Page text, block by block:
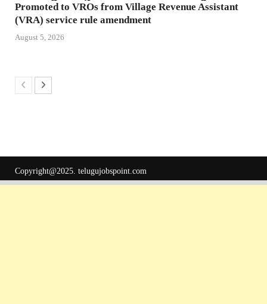
Promoted to VROs from Village Revenue Assistant
(VRA) service rule amendment
August 5, 2026
Copyright@2025. telugujobspoint.com